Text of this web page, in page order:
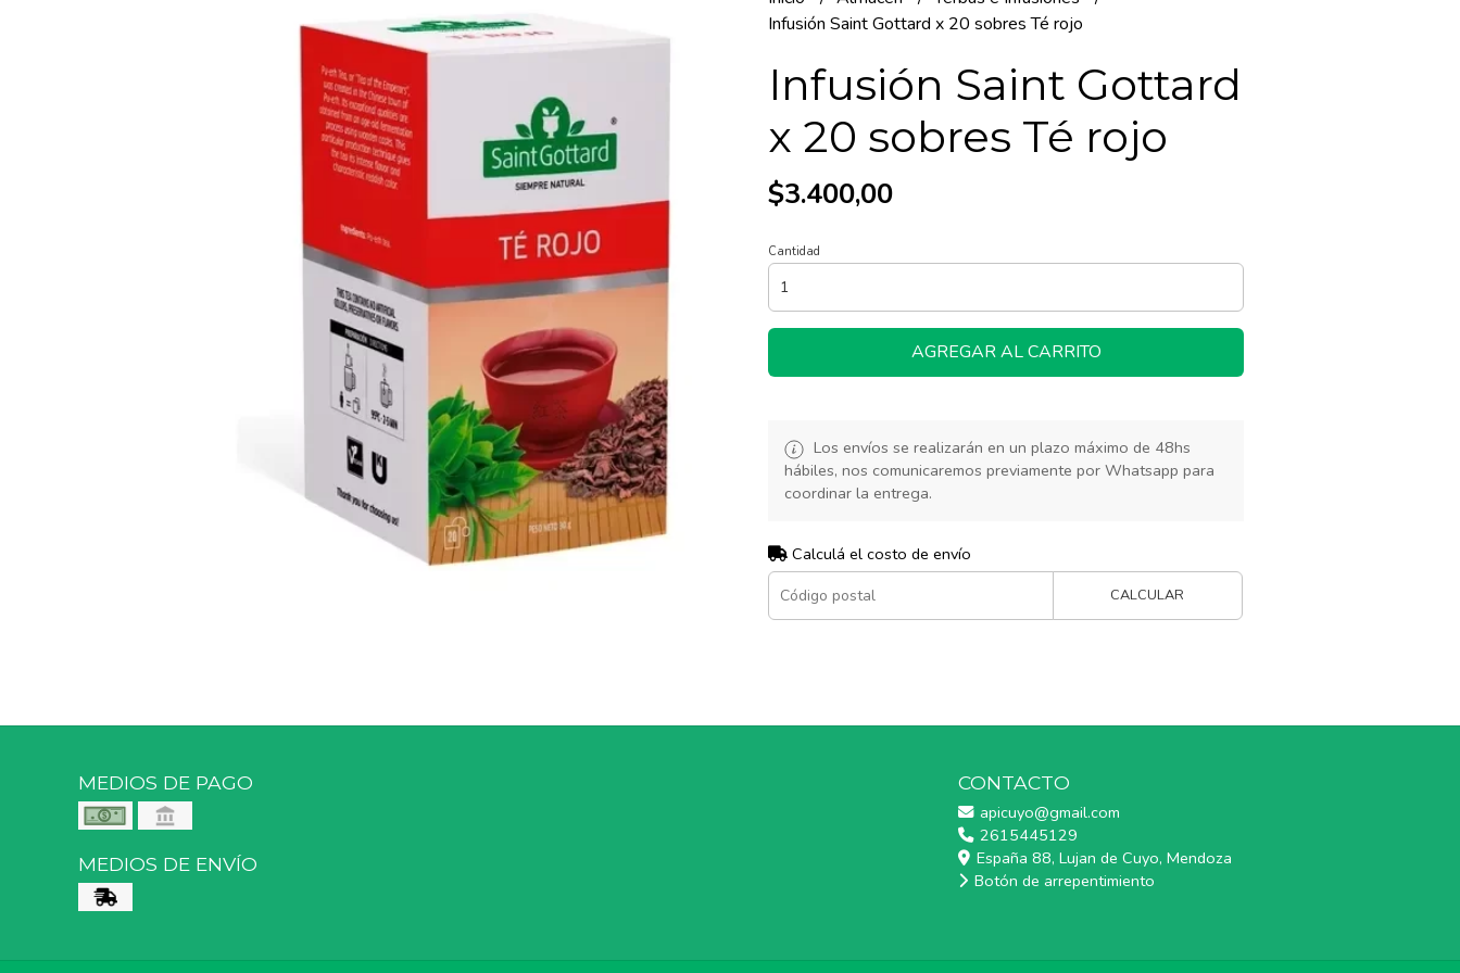
Infusión Saint Gottard x 20 sobres Té rojo
Infusión Saint Gottard
x 20 sobres Té rojo
$3.400,00
Cantidad
AGREGAR AL CARRITO
Los envíos se realizarán en un plazo máximo de 48hs
hábiles, nos comunicaremos previamente por Whatsapp para
coordinar la entrega.
Calculá el costo de envío
CALCULAR
MEDIOS DE PAGO
MEDIOS DE ENVÍO
CONTACTO
apicuyo@gmail.com
2615445129
España 88, Lujan de Cuyo, Mendoza
Botón de arrepentimiento